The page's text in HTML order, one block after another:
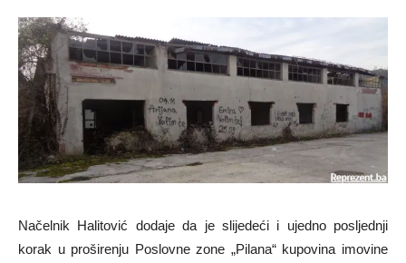
Načelnik Halitović dodaje da je slijedeći i ujedno posljednji
korak u proširenju Poslovne zone „Pilana“ kupovina imovine